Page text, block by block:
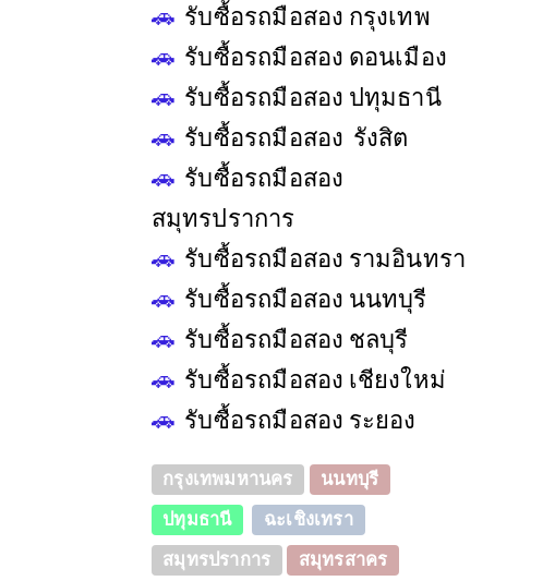
🚗 รับซื้อรถมือสอง กรุงเทพ
🚗 รับซื้อรถมือสอง ดอนเมือง
🚗 รับซื้อรถมือสอง ปทุมธานี
🚗 รับซื้อรถมือสอง รังสิต
🚗 รับซื้อรถมือสอง
สมุทรปราการ
🚗 รับซื้อรถมือสอง รามอินทรา
🚗 รับซื้อรถมือสอง นนทบุรี
🚗 รับซื้อรถมือสอง ชลบุรี
🚗 รับซื้อรถมือสอง เชียงใหม่
🚗 รับซื้อรถมือสอง ระยอง
กรุงเทพมหานคร
นนทบุรี
ปทุมธานี
ฉะเชิงเทรา
สมุทรปราการ
สมุทรสาคร